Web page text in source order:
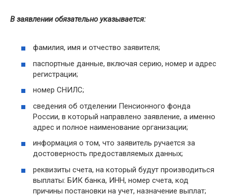
В заявлении обязательно указывается:
фамилия, имя и отчество заявителя;
паспортные данные, включая серию, номер и адрес
регистрации;
номер СНИЛС;
сведения об отделении Пенсионного фонда
России, в который направлено заявление, а именно
адрес и полное наименование организации;
информация о том, что заявитель ручается за
достоверность предоставляемых данных;
реквизиты счета, на который будут производиться
выплаты: БИК банка, ИНН, номер счета, код
причины постановки на учет, назначение выплат;